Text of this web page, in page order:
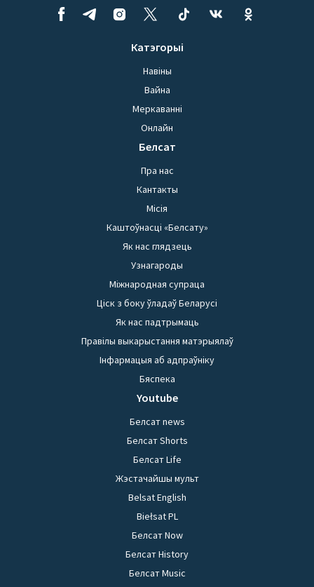
Катэгорыі
Навіны
Вайна
Меркаванні
Онлайн
Белсат
Пра нас
Кантакты
Місія
Каштоўнасці «Белсату»
Як нас глядзець
Узнагароды
Міжнародная супраца
Ціск з боку ўладаў Беларусі
Як нас падтрымаць
Правілы выкарыстання матэрыялаў
Інфармацыя аб адпраўніку
Бяспека
Youtube
Белсат news
Белсат Shorts
Белсат Life
Жэстачайшы мульт
Belsat English
Biełsat PL
Белсат Now
Белсат History
Белсат Music